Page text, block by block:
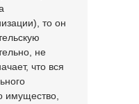
то он
не
что вся
имущество,